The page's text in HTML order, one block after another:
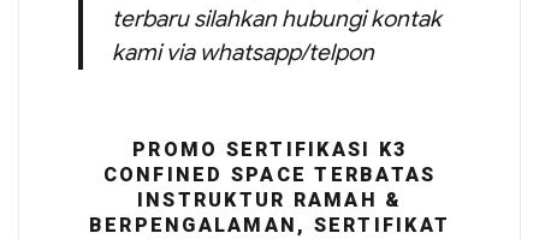
terbaru silahkan hubungi kontak
kami via whatsapp/telpon
PROMO SERTIFIKASI K3
CONFINED SPACE TERBATAS
INSTRUKTUR RAMAH &
BERPENGALAMAN, SERTIFIKAT